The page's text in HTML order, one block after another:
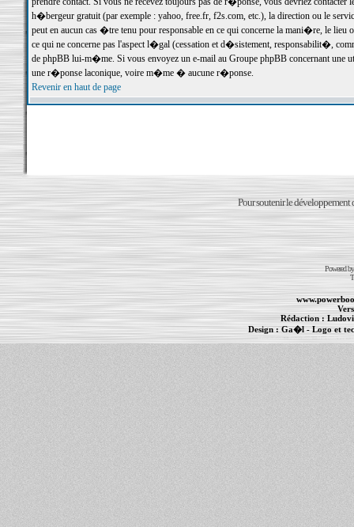
h�bergeur gratuit (par exemple : yahoo, free.fr, f2s.com, etc.), la direction ou le
peut en aucun cas �tre tenu pour responsable en ce qui concerne la mani�re, le
ce qui ne concerne pas l'aspect l�gal (cessation et d�sistement, responsabilit�,
de phpBB lui-m�me. Si vous envoyez un e-mail au Groupe phpBB concernant une
une r�ponse laconique, voire m�me � aucune r�ponse.
Revenir en haut de page
Pour soutenir le développement
Powered
Rédaction :
Design :Ga�l- Logo et
Informations :